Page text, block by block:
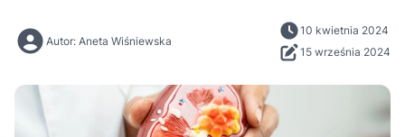
Autor: Aneta Wiśniewska
10 kwietnia 2024
15 września 2024